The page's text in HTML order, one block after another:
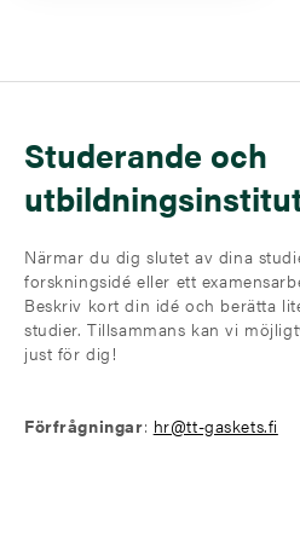
Studerande och
Närmar du dig slutet av dina
forskningsidé eller ett
Beskriv kort din idé och berätta
studier. Tillsammans kan vi
just för dig!
Förfrågningar: hr@tt-gaskets.fi